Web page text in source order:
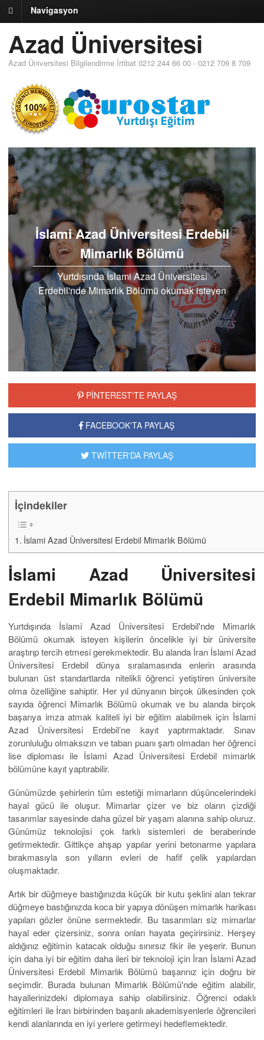
Navigasyon
Azad Üniversitesi
Azad Üniversitesi Bilgilendirme İrtibat 0212 244 66 00 - 0212 709 8 709
İslami Azad Üniversitesi Erdebil
Mimarlık Bölümü
Yurtdışında İslami Azad Üniversitesi
Erdebil'nde Mimarlık Bölümü okumak isteyen
kişilerin öncelikle iyi bir üniversite araştırıp
tercih etmesi gerekmektedir.Bu alanda İran
İslami Azad...
PİNTEREST'TE PAYLAŞ
FACEBOOK'TA PAYLAŞ
TWİTTER'DA PAYLAŞ
İçindekiler
İslami Azad Üniversitesi Erdebil Mimarlık Bölümü
İslami Azad Üniversitesi
Erdebil Mimarlık Bölümü
Yurtdışında İslami Azad Üniversitesi Erdebil'nde Mimarlık
Bölümü okumak isteyen kişilerin öncelikle iyi bir üniversite
araştırıp tercih etmesi gerekmektedir. Bu alanda İran İslami Azad
Üniversitesi Erdebil dünya sıralamasında enlerin arasında
bulunan üst standartlarda nitelikli öğrenci yetiştiren üniversite
olma özelliğine sahiptir. Her yıl dünyanın birçok ülkesinden çok
sayıda öğrenci Mimarlık Bölümü okumak ve bu alanda birçok
başarıya imza atmak kaliteli iyi bir eğitim alabilmek için İslami
Azad Üniversitesi Erdebil’ne kayıt yaptırmaktadır. Sınav
zorunluluğu olmaksızın ve taban puanı şartı olmadan her öğrenci
lise diploması ile İslami Azad Üniversitesi Erdebil mimarlık
bölümüne kayıt yaptırabilir.
Günümüzde şehirlerin tüm estetiği mimarların düşüncelerindeki
hayal gücü ile oluşur. Mimarlar çizer ve biz oların çizdiği
tasarımlar sayesinde daha güzel bir yaşam alanına sahip oluruz.
Günümüz teknolojisi çok farklı sistemleri de beraberinde
getirmektedir. Gittikçe ahşap yapılar yerini betonarme yapılara
bırakmasıyla son yılların evleri de hafif çelik yapılardan
oluşmaktadır.
Artık bir düğmeye bastığınızda küçük bir kutu şeklini alan tekrar
düğmeye bastığınızda koca bir yapıya dönüşen mimarlık harikası
yapıları gözler önüne sermektedir. Bu tasarımları siz mimarlar
hayal eder çizersiniz, sonra onları hayata geçirirsiniz. Herşey
aldığınız eğitimin katacak olduğu sınırsız fikir ile yeşerir. Bunun
için daha iyi bir eğitim daha ileri bir teknoloji için İran İslami Azad
Üniversitesi Erdebil Mimarlık Bölümü başarınız için doğru bir
seçimdir. Burada bulunan Mimarlık Bölümü'nde eğitim alabilir,
hayallerinizdeki diplomaya sahip olabilirsiniz. Öğrenci odaklı
eğitimleri ile İran birbirinden başarılı akademisyenlerle öğrencileri
kendi alanlarında en iyi yerlere getirmeyi hedeflemektedir.